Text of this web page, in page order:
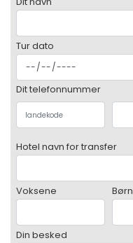
Tur dato
Dit telefonnummer
Hotel navn for transfer
Voksene Børn
Din besked